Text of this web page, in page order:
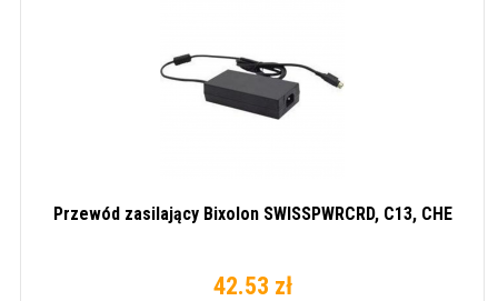
Przewód zasilający Bixolon SWISSPWRCRD, C13, CHE
42.53 zł